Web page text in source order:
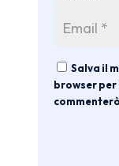
Salva il
browser